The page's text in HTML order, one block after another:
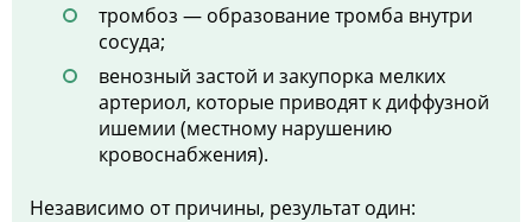
тромбоз — образование тромба внутри
сосуда;
венозный застой и закупорка мелких
артериол, которые приводят к диффузной
ишемии (местному нарушению
кровоснабжения).
Независимо от причины, результат один: